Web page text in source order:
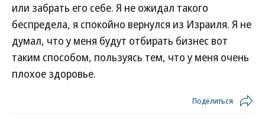
или забрать его себе. Я не ожидал такого
беспредела, я спокойно вернулся из Израиля. Я не
думал, что у меня будут отбирать бизнес вот
таким способом, пользуясь тем, что у меня очень
плохое здоровье.
Поделиться